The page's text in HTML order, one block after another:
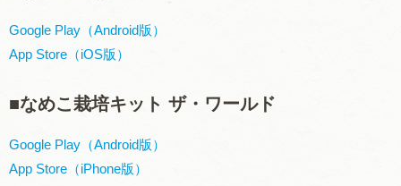
Google Play（Android版）
App Store（iOS版）
■なめこ栽培キット ザ・ワールド
Google Play（Android版）
App Store（iPhone版）